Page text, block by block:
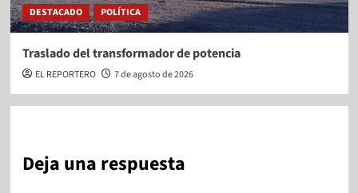
DESTACADO POLÍTICA
Traslado del transformador de potencia
EL REPORTERO 7 de agosto de 2026
Deja una respuesta